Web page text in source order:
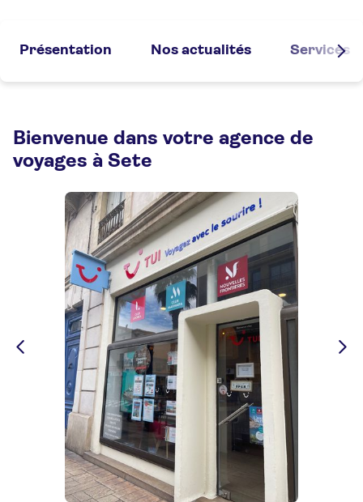
Présentation Nos actualités Services
Bienvenue dans votre agence de
voyages à Sete